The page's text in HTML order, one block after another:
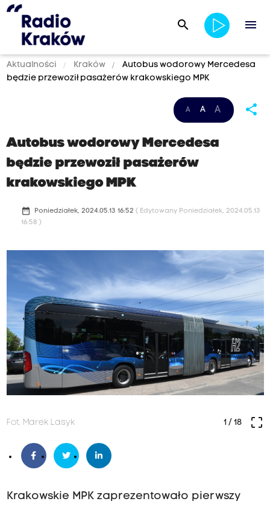
search menu
Aktualności Kraków
Autobus wodorowy Mercedesa
będzie przewoził pasażerów krakowskiego MPK
A A A share
Autobus wodorowy Mercedesa
będzie przewoził pasażerów
krakowskiego MPK
date_range Poniedziałek, 2024.05.13 16:52 ( Edytowany Poniedziałek, 2024.05.13
16:58 )
Fot. Marek Lasyk crop_free
1/ 18
Krakowskie MPK zaprezentowało pierwszy